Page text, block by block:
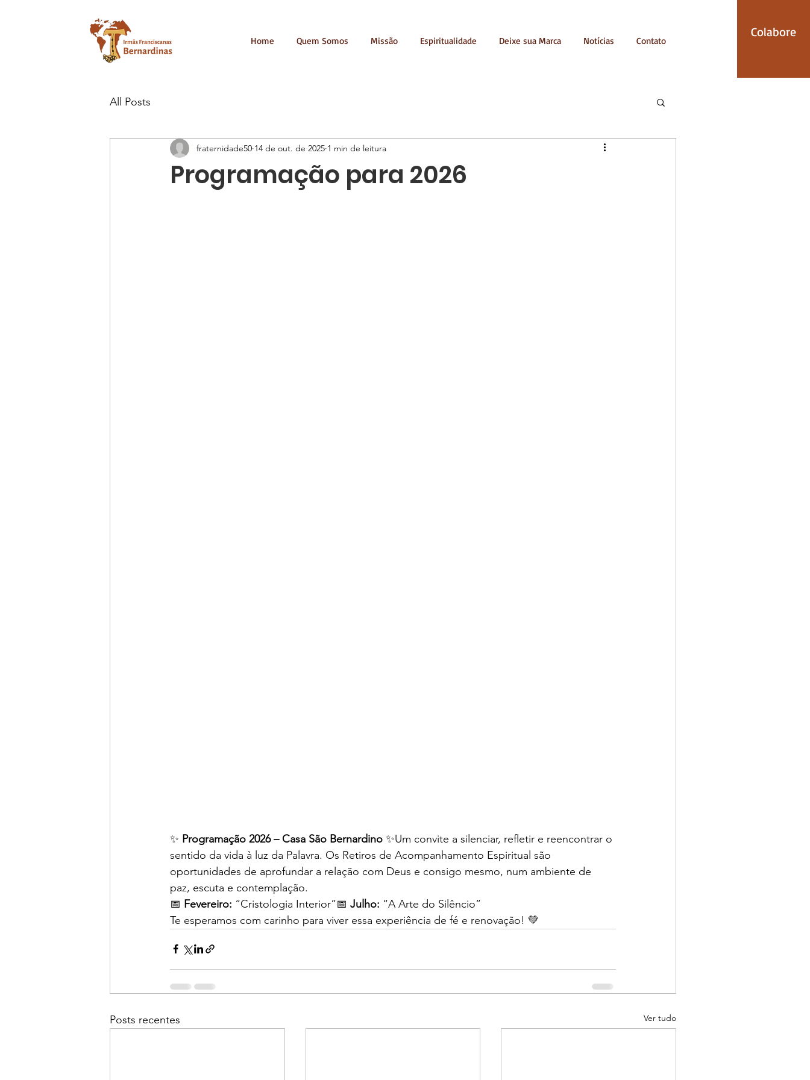
Home Quem Somos Missão Espiritualidade Deixe sua Marca Notícias Contato
Colabore
All Posts
Programação para 2026
fraternidade50 14 de out. de 2025 1 min de leitura
✨ Programação 2026 – Casa São Bernardino ✨Um convite a silenciar, refletir e reencontrar o
sentido da vida à luz da Palavra. Os Retiros de Acompanhamento Espiritual são
oportunidades de aprofundar a relação com Deus e consigo mesmo, num ambiente de
paz, escuta e contemplação.
📅 Fevereiro: “Cristologia Interior”📅 Julho: “A Arte do Silêncio”
Te esperamos com carinho para viver essa experiência de fé e renovação! 💚
Posts recentes Ver tudo